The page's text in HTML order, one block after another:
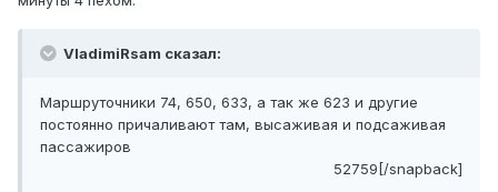
VladimiRsam сказал:
Маршруточники 74, 650, 633, а так же 623 и другие
постоянно причаливают там, высаживая и подсаживая
пассажиров
52759[/snapback]